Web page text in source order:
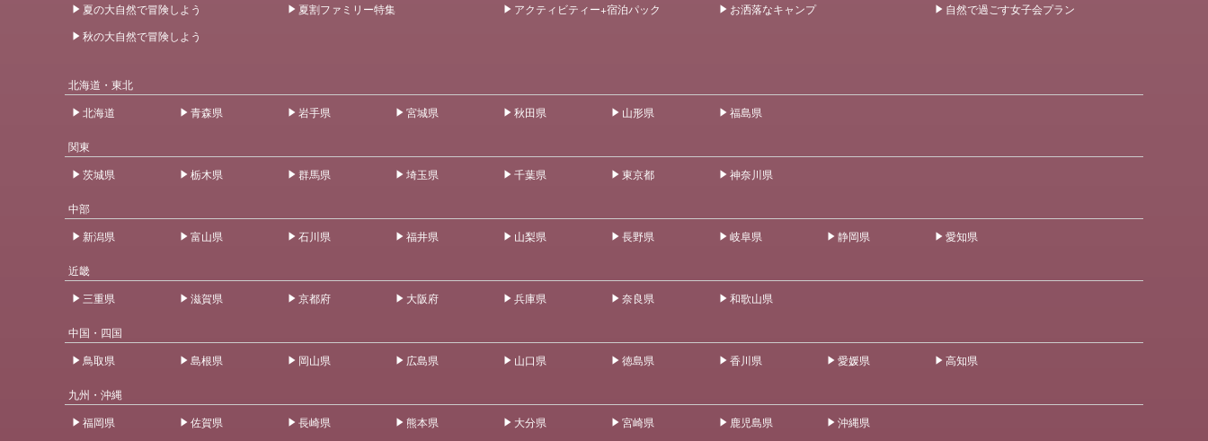
夏の大自然で冒険しよう
夏割ファミリー特集 アクティビティー+宿泊パック お洒落なキャンプ
自然で過ごす女子会プラン
秋の大自然で冒険しよう
北海道・東北
北海道
青森県 岩手県 宮城県 秋田県 山形県 福島県
関東
茨城県
栃木県 群馬県 埼玉県 千葉県 東京都 神奈川県
中部
新潟県
富山県 石川県 福井県 山梨県 長野県 岐阜県 静岡県 愛知県
近畿
三重県
滋賀県 京都府 大阪府 兵庫県 奈良県 和歌山県
中国・四国
鳥取県
島根県 岡山県 広島県 山口県 徳島県 香川県 愛媛県 高知県
九州・沖縄
福岡県
佐賀県 長崎県 熊本県 大分県 宮崎県 鹿児島県 沖縄県